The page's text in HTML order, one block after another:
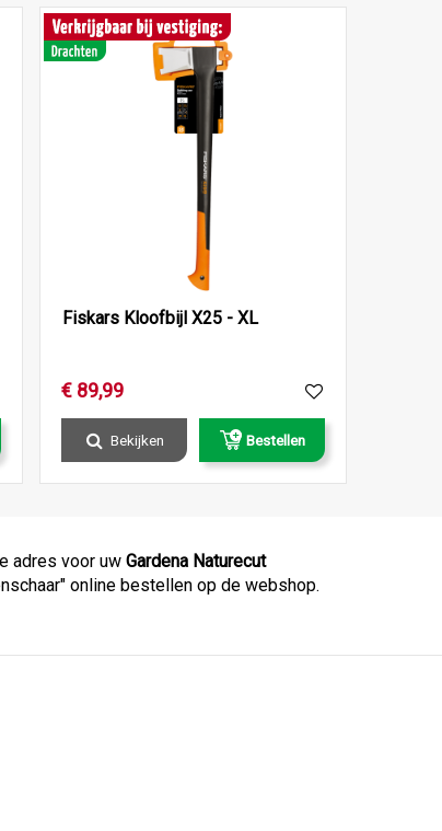
Fiskars Kloofbijl X25 - XL
€ 89,99
Bekijken Bestellen
adres voor uw Gardena Naturecut
online bestellen op de webshop.